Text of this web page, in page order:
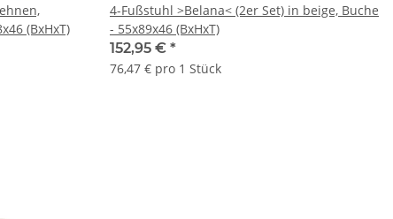
(BxHxT)
4-Fußstuhl >Belana< (2er Set) in beige, Buche
- 55x89x46 (BxHxT)
152,95 € *
76,47 € pro 1 Stück